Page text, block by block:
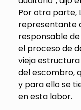
Por otra parte,
representante
responsable
el proceso de
vieja
del escombro,
y para ello se
en esta labor.